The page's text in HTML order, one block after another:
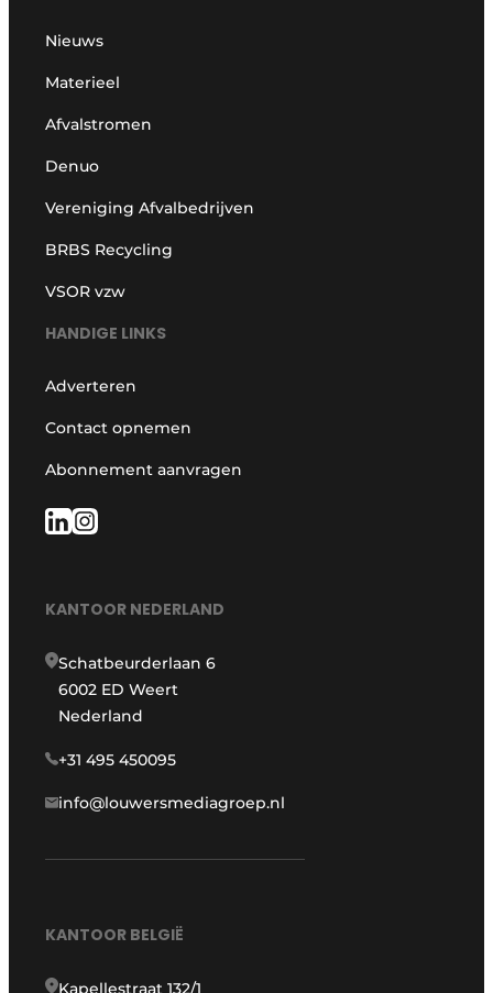
Nieuws
Materieel
Afvalstromen
Denuo
Vereniging Afvalbedrijven
BRBS Recycling
VSOR vzw
HANDIGE LINKS
Adverteren
Contact opnemen
Abonnement aanvragen
KANTOOR NEDERLAND
Schatbeurderlaan 6
6002 ED Weert
Nederland
+31 495 450095
info@louwersmediagroep.nl
KANTOOR BELGIË
Kapellestraat 132/1